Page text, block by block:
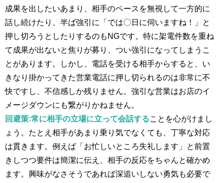
成果を出したいあまり、相手のペースを無視して一方的に
話し続けたり、半ば強引に「では〇日に伺いますね！」と
押し切ろうとしたりするのもNGです。特に架電件数を重ね
て成果が出ないと焦りが募り、つい強引になってしまうこ
とがあります​。しかし、電話を受ける相手からすると、い
きなり掛かってきた営業電話に押し切られるのは非常に不
快ですし、不信感しか残りません。強引な営業はお店のイ
メージダウンにも繋がりかねません。​
回避策:常に相手の立場に立って会話することを心がけまし
ょう。たとえ相手があまり乗り気でなくても、丁寧な対応
は貫きます。例えば「お忙しいところ失礼します」と前置
きしつつ要件は簡潔に伝え​、相手の反応をちゃんと確かめ
ます。興味がなさそうであれば深追いしない勇気も必要で